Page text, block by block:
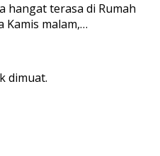
hangat terasa di Rumah
Kamis malam,…
dimuat.